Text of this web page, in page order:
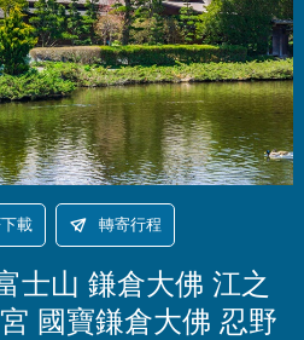
載 轉寄行程
士山 鎌倉大佛 江之
國寶鎌倉大佛 忍野